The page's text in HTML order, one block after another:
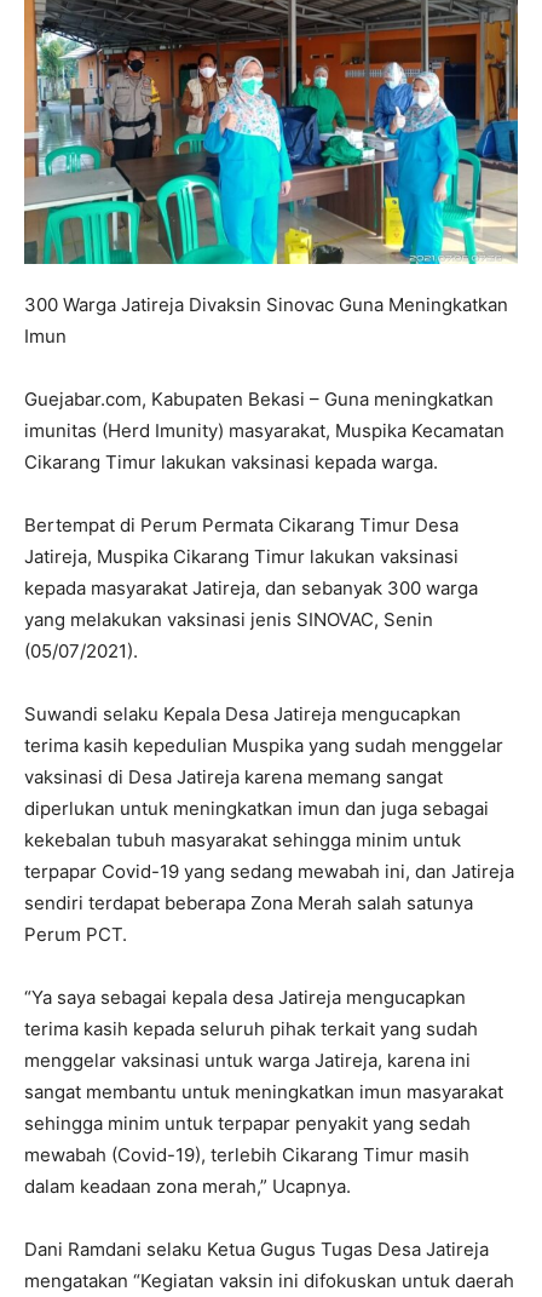
300 Warga Jatireja Divaksin Sinovac Guna Meningkatkan
Imun
Guejabar.com, Kabupaten Bekasi – Guna meningkatkan
imunitas (Herd Imunity) masyarakat, Muspika Kecamatan
Cikarang Timur lakukan vaksinasi kepada warga.
Bertempat di Perum Permata Cikarang Timur Desa
Jatireja, Muspika Cikarang Timur lakukan vaksinasi
kepada masyarakat Jatireja, dan sebanyak 300 warga
yang melakukan vaksinasi jenis SINOVAC, Senin
(05/07/2021).
Suwandi selaku Kepala Desa Jatireja mengucapkan
terima kasih kepedulian Muspika yang sudah menggelar
vaksinasi di Desa Jatireja karena memang sangat
diperlukan untuk meningkatkan imun dan juga sebagai
kekebalan tubuh masyarakat sehingga minim untuk
terpapar Covid-19 yang sedang mewabah ini, dan Jatireja
sendiri terdapat beberapa Zona Merah salah satunya
Perum PCT.
“Ya saya sebagai kepala desa Jatireja mengucapkan
terima kasih kepada seluruh pihak terkait yang sudah
menggelar vaksinasi untuk warga Jatireja, karena ini
sangat membantu untuk meningkatkan imun masyarakat
sehingga minim untuk terpapar penyakit yang sedah
mewabah (Covid-19), terlebih Cikarang Timur masih
dalam keadaan zona merah,” Ucapnya.
Dani Ramdani selaku Ketua Gugus Tugas Desa Jatireja
mengatakan “Kegiatan vaksin ini difokuskan untuk daerah